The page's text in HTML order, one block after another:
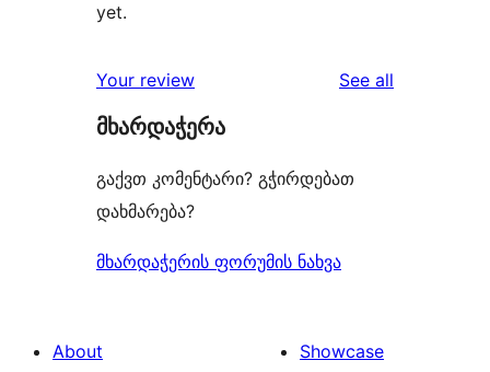
yet.
Your review See all
მხარდაჭერა
გაქვთ კომენტარი? გჭირდებათ
დახმარება?
მხარდაჭერის ფორუმის ნახვა
About
Showcase